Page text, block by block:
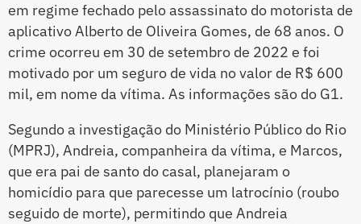
em regime fechado pelo assassinato do motorista de
aplicativo Alberto de Oliveira Gomes, de 68 anos. O
crime ocorreu em 30 de setembro de 2022 e foi
motivado por um seguro de vida no valor de R$ 600
mil, em nome da vítima. As informações são do G1.
Segundo a investigação do Ministério Público do Rio
(MPRJ), Andreia, companheira da vítima, e Marcos,
que era pai de santo do casal, planejaram o
homicídio para que parecesse um latrocínio (roubo
seguido de morte), permitindo que Andreia